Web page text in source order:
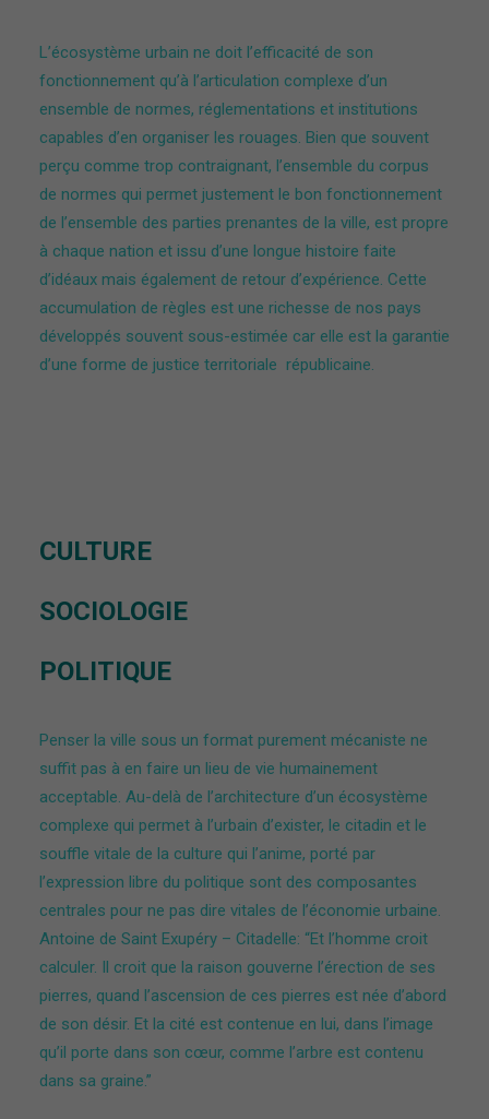
L’écosystème urbain ne doit l’efficacité de son
fonctionnement qu’à l’articulation complexe d’un
ensemble de normes, réglementations et institutions
capables d’en organiser les rouages. Bien que souvent
perçu comme trop contraignant, l’ensemble du corpus
de normes qui permet justement le bon fonctionnement
de l’ensemble des parties prenantes de la ville, est propre
à chaque nation et issu d’une longue histoire faite
d’idéaux mais également de retour d’expérience. Cette
accumulation de règles est une richesse de nos pays
développés souvent sous-estimée car elle est la garantie
d’une forme de justice territoriale républicaine.
CULTURE
SOCIOLOGIE
POLITIQUE
Penser la ville sous un format purement mécaniste ne
suffit pas à en faire un lieu de vie humainement
acceptable. Au-delà de l’architecture d’un écosystème
complexe qui permet à l’urbain d’exister, le citadin et le
souffle vitale de la culture qui l’anime, porté par
l’expression libre du politique sont des composantes
centrales pour ne pas dire vitales de l’économie urbaine.
Antoine de Saint Exupéry – Citadelle: “Et l’homme croit
calculer. Il croit que la raison gouverne l’érection de ses
pierres, quand l’ascension de ces pierres est née d’abord
de son désir. Et la cité est contenue en lui, dans l’image
qu’il porte dans son cœur, comme l’arbre est contenu
dans sa graine.”